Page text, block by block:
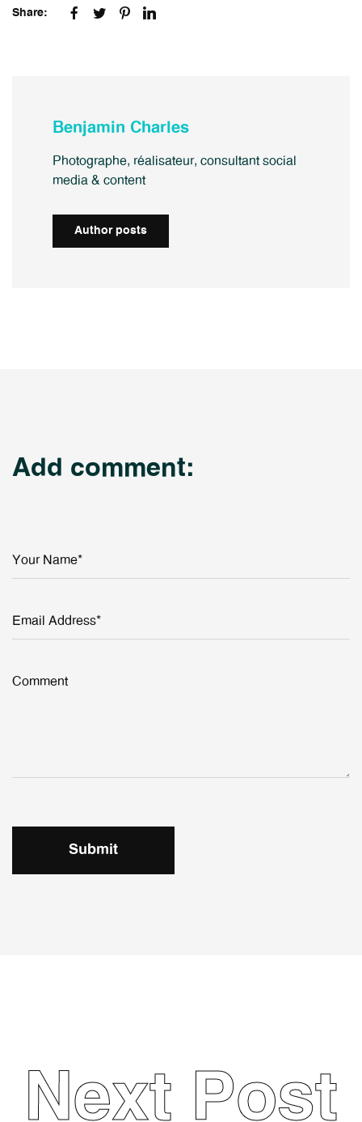
Share:
Benjamin Charles
Photographe, réalisateur, consultant social
media & content
Author posts
Add comment:
Your Name*
Email Address*
Comment
Submit
Next Post